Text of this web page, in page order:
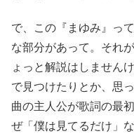
で、この『まゆみ』っ
な部分があって。それ
ょっと解説はしません
で見つけたりとか、思
曲の主人公が歌詞の最
ぜ「僕は見てるだけ」